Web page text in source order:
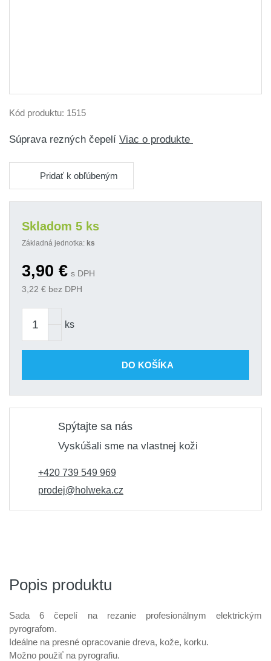
Kód produktu: 1515
Súprava rezných čepelí Viac o produkte
Pridať k obľúbeným
Skladom 5 ks
Základná jednotka: ks
3,90 € s DPH
3,22 € bez DPH
ks
DO KOŠÍKA
Spýtajte sa nás
Vyskúšali sme na vlastnej koži
+420 739 549 969
prodej@holweka.cz
Popis produktu
Sada 6 čepelí na rezanie profesionálnym elektrickým
pyrografom.
Ideálne na presné opracovanie dreva, kože, korku.
Možno použiť na pyrografiu.